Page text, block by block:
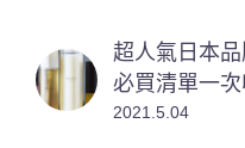
超人氣日本
必買清單一
2021.5.04